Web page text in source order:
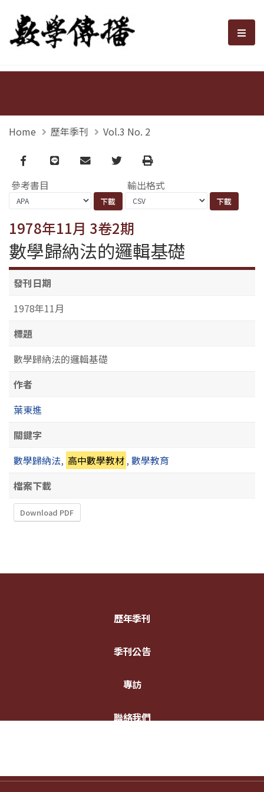
數學傳播 選
Home 歷年季刊 Vol.3 No. 2
Facebook
line email TwitterPrint
參考書目 輸出格式
1978年11月 3卷2期
數學歸納法的邏輯基礎
發刊日期
1978年11月
標題
數學歸納法的邏輯基礎
作者
葉東進
關鍵字
數學歸納法, 高中數學教材,數學教育
檔案下載
Download PDF
歷年季刊
季刊公告
專訪
聯絡我們